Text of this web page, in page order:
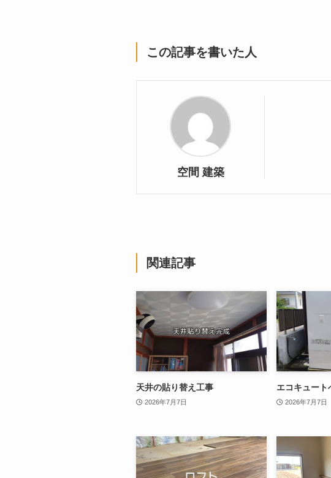
この記事を書いた人
空間 建築
関連記事
天井の貼り替え工事
2026年7月7日
エコキュート
2026年7月7日